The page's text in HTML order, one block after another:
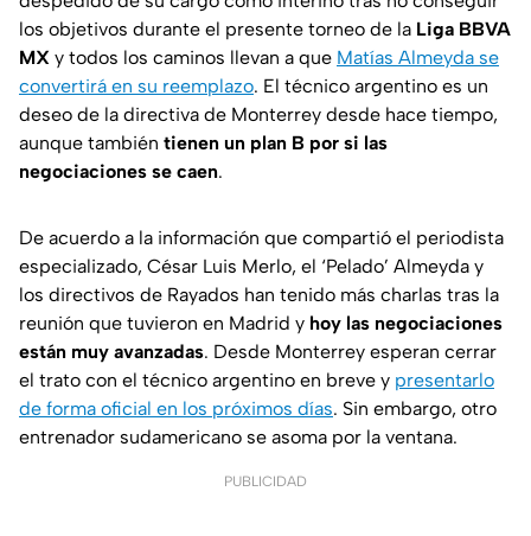
los objetivos durante el presente torneo de la Liga BBVA
MX y todos los caminos llevan a que Matías Almeyda se
convertirá en su reemplazo. El técnico argentino es un
deseo de la directiva de Monterrey desde hace tiempo,
aunque también tienen un plan B por si las
negociaciones se caen.
De acuerdo a la información que compartió el periodista
especializado, César Luis Merlo, el ‘Pelado’ Almeyda y
los directivos de Rayados han tenido más charlas tras la
reunión que tuvieron en Madrid y hoy las negociaciones
están muy avanzadas. Desde Monterrey esperan cerrar
el trato con el técnico argentino en breve y presentarlo
de forma oficial en los próximos días. Sin embargo, otro
entrenador sudamericano se asoma por la ventana.
PUBLICIDAD